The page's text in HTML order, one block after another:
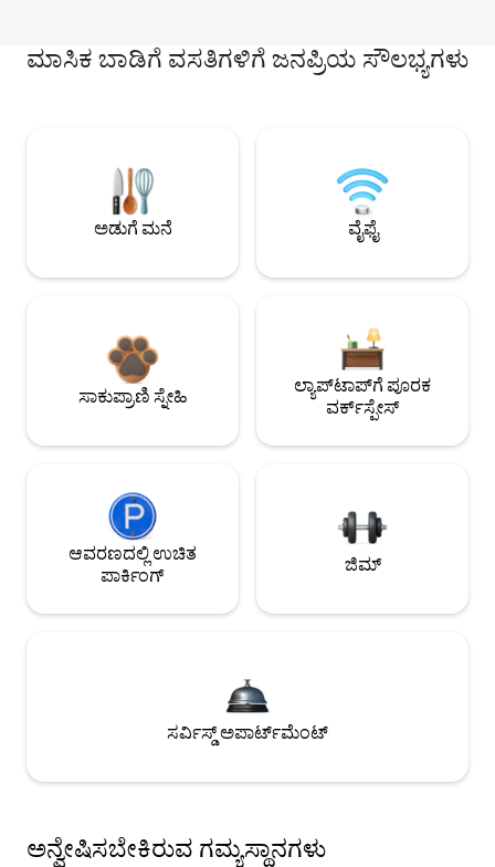
ಮಾಸಿಕ ಬಾಡಿಗೆ ವಸತಿಗಳಿಗೆ ಜನಪ್ರಿಯ ಸೌಲಭ್ಯಗಳು
ಅಡುಗೆ ಮನೆ ವೈಫೈ
ಸಾಕುಪ್ರಾಣಿ ಸ್ನೇಹಿ
ಲ್ಯಾಪ್‌ಟಾಪ್‌ಗೆ ಪೂರಕ
ವರ್ಕ್‌ಸ್ಪೇಸ್
ಆವರಣದಲ್ಲಿ ಉಚಿತ
ಪಾರ್ಕಿಂಗ್
ಜಿಮ್
ಸರ್ವಿಸ್ಡ್ ಅಪಾರ್ಟ್‌ಮೆಂಟ್
ಅನ್ವೇಷಿಸಬೇಕಿರುವ ಗಮ್ಯಸ್ಥಾನಗಳು